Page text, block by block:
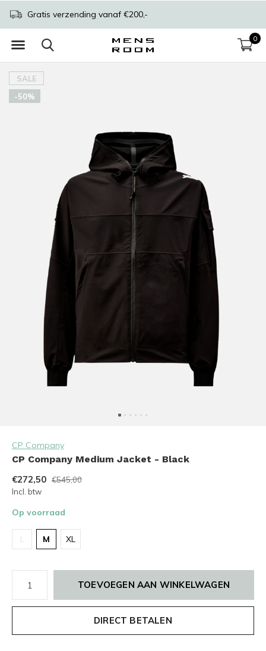
0
Gratis verzending vanaf €200,-
SALE
-50%
CP Company
CP Company Medium Jacket - Black
€272,50 €545,00
Incl. btw
Op voorraad
L M XL
TOEVOEGEN AAN WINKELWAGEN
DIRECT BETALEN